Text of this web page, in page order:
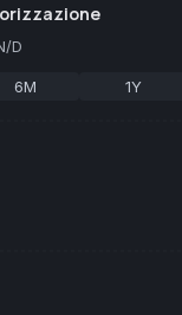
D
6M 1Y